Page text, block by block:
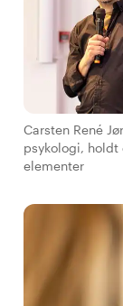
Carsten René
psykologi,
elementer